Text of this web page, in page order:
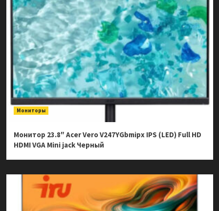
Мониторы
Монитор 23.8″ Acer Vero V247YGbmipx IPS (LED) Full HD
HDMI VGA Mini jack Черный